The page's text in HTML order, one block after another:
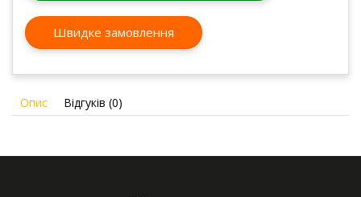
Швидке замовлення
Опис Відгуків (0)